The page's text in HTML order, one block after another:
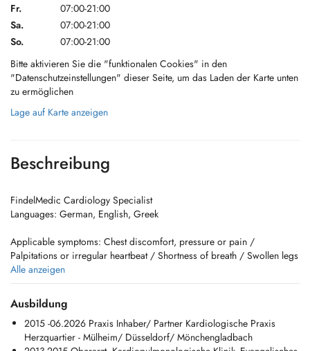
Fr.
07:00-21:00
Sa.
07:00-21:00
So.
07:00-21:00
Bitte aktivieren Sie die "funktionalen Cookies" in den
"Datenschutzeinstellungen" dieser Seite, um das Laden der Karte unten
zu ermöglichen
Lage auf Karte anzeigen
Beschreibung
FindelMedic Cardiology Specialist
Languages: German, English, Greek
Applicable symptoms: Chest discomfort, pressure or pain /
Palpitations or irregular heartbeat / Shortness of breath / Swollen legs
or oedema / Dizziness or fainting episodes / Elevated cholesterol /
Elevated blood pressure / Hormone Replacement Therapy
Cardiac tests: Echocardiography, Stress Echocardiography, Karotis
Doppler, Stress ECG, Exercise ECG, 24-Hour Holter, ECG 24-Hour
Blood Pressure Monitoring
Alle anzeigen
Ausbildung
2015 -06.2026 Praxis Inhaber/ Partner Kardiologische Praxis
Herzquartier - Mülheim/ Düsseldorf/ Mönchengladbach